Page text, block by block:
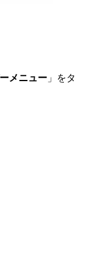
メニュー 」をタ